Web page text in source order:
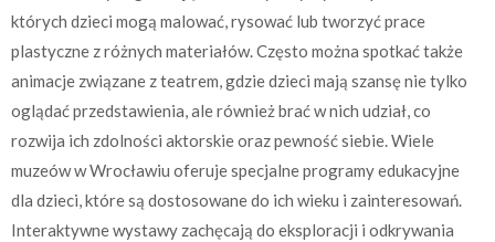
których dzieci mogą malować, rysować lub tworzyć prace
plastyczne z różnych materiałów. Często można spotkać także
animacje związane z teatrem, gdzie dzieci mają szansę nie tylko
oglądać przedstawienia, ale również brać w nich udział, co
rozwija ich zdolności aktorskie oraz pewność siebie. Wiele
muzeów w Wrocławiu oferuje specjalne programy edukacyjne
dla dzieci, które są dostosowane do ich wieku i zainteresowań.
Interaktywne wystawy zachęcają do eksploracji i odkrywania